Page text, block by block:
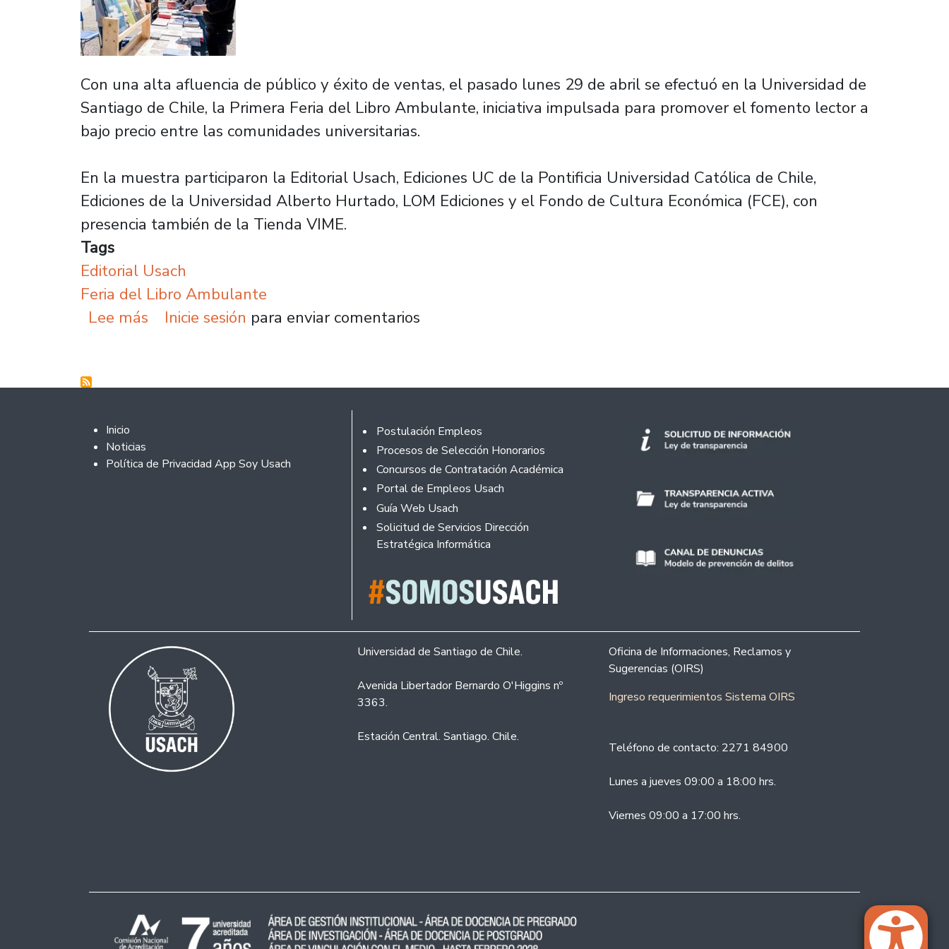
Con una alta afluencia de público y éxito de ventas, el pasado lunes 29 de abril se efectuó en la Universidad de
Santiago de Chile, la Primera Feria del Libro Ambulante, iniciativa impulsada para promover el fomento lector a
bajo precio entre las comunidades universitarias.
En la muestra participaron la Editorial Usach, Ediciones UC de la Pontificia Universidad Católica de Chile,
Ediciones de la Universidad Alberto Hurtado, LOM Ediciones y el Fondo de Cultura Económica (FCE), con
presencia también de la Tienda VIME.
Tags
Editorial Usach
Feria del Libro Ambulante
Lee más sobre Con precios desde $1.000 se desarrolló la Primera Feria del Libro Ambulante en la Usach
Inicie sesión para enviar comentarios
Footer 2
Inicio
Noticias
Política de Privacidad App Soy Usach
Footer
Postulación Empleos
Procesos de Selección Honorarios
Concursos de Contratación Académica
Portal de Empleos Usach
Guía Web Usach
Solicitud de Servicios Dirección
Estratégica Informática
Universidad de Santiago de Chile.
Avenida Libertador Bernardo O'Higgins nº
3363.
Estación Central. Santiago. Chile.
Oficina de Informaciones, Reclamos y
Sugerencias (OIRS)
Ingreso requerimientos Sistema OIRS
Teléfono de contacto: 2271 84900
Lunes a jueves 09:00 a 18:00 hrs.
Viernes 09:00 a 17:00 hrs.